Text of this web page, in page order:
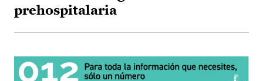
prehospitalaria